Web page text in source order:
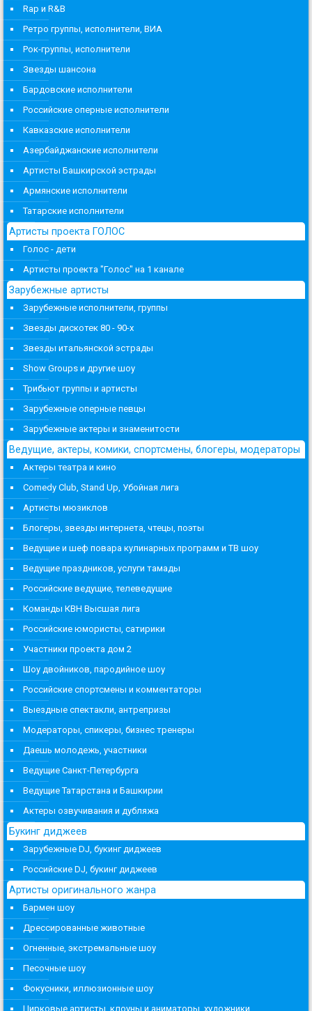
Rap и R&B
Ретро группы, исполнители, ВИА
Рок-группы, исполнители
Звезды шансона
Бардовские исполнители
Российские оперные исполнители
Кавказские исполнители
Азербайджанские исполнители
Артисты Башкирской эстрады
Армянские исполнители
Татарские исполнители
Артисты проекта ГОЛОС
Голос - дети
Артисты проекта "Голос" на 1 канале
Зарубежные артисты
Зарубежные исполнители, группы
Звезды дискотек 80 - 90-х
Звезды итальянской эстрады
Show Groups и другие шоу
Трибьют группы и артисты
Зарубежные оперные певцы
Зарубежные актеры и знаменитости
Ведущие, актеры, комики, спортсмены, блогеры, модераторы
Актеры театра и кино
Comedy Club, Stand Up, Убойная лига
Артисты мюзиклов
Блогеры, звезды интернета, чтецы, поэты
Ведущие и шеф повара кулинарных программ и ТВ шоу
Ведущие праздников, услуги тамады
Российские ведущие, телеведущие
Команды КВН Высшая лига
Российские юмористы, сатирики
Участники проекта дом 2
Шоу двойников, пародийное шоу
Российские спортсмены и комментаторы
Выездные спектакли, антрепризы
Модераторы, спикеры, бизнес тренеры
Даешь молодежь, участники
Ведущие Санкт-Петербурга
Ведущие Татарстана и Башкирии
Актеры озвучивания и дубляжа
Букинг диджеев
Зарубежные DJ, букинг диджеев
Российские DJ, букинг диджеев
Артисты оригинального жанра
Бармен шоу
Дрессированные животные
Огненные, экстремальные шоу
Песочные шоу
Фокусники, иллюзионные шоу
Цирковые артисты, клоуны и аниматоры, художники